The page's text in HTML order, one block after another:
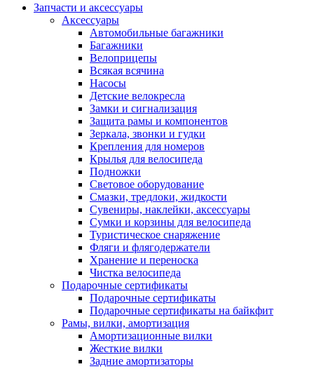
Запчасти и аксессуары
Аксессуары
Автомобильные багажники
Багажники
Велоприцепы
Всякая всячина
Насосы
Детские велокресла
Замки и сигнализация
Защита рамы и компонентов
Зеркала, звонки и гудки
Крепления для номеров
Крылья для велосипеда
Подножки
Световое оборудование
Смазки, тредлоки, жидкости
Сувениры, наклейки, аксессуары
Сумки и корзины для велосипеда
Туристическое снаряжение
Фляги и флягодержатели
Хранение и переноска
Чистка велосипеда
Подарочные сертификаты
Подарочные сертификаты
Подарочные сертификаты на байкфит
Рамы, вилки, амортизация
Амортизационные вилки
Жесткие вилки
Задние амортизаторы